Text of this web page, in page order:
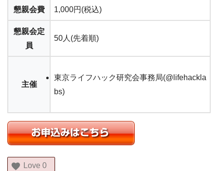
懇親会費 1,000円(税込)
懇親会定
員
50人(先着順)
主催
東京ライフハック研究会事務局(@lifehackla
bs)
Love 0